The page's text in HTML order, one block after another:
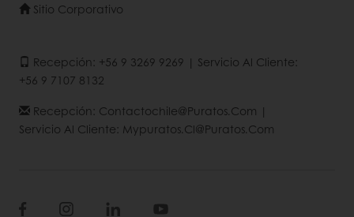
Sitio Corporativo
Recepción: +56 9 3269 9269 | Servicio Al Cliente:
+56 9 7107 8132
Recepción: Contactochile@puratos.com |
Servicio Al Cliente: Mypuratos.cl@puratos.com